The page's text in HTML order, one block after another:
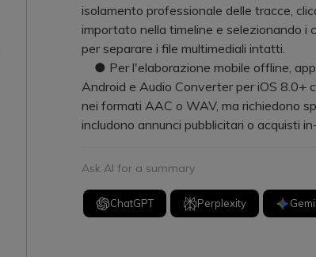
isolamento professionale delle tracce,
importato nella timeline e selezionando i
per separare i file multimediali intatti.
● Per l'elaborazione mobile offline,
Android e Audio Converter per iOS 8.0+
nei formati AAC o WAV, ma richiedono
includono annunci pubblicitari o acquisti
Ask AI for a summary
ChatGPT Perplexity